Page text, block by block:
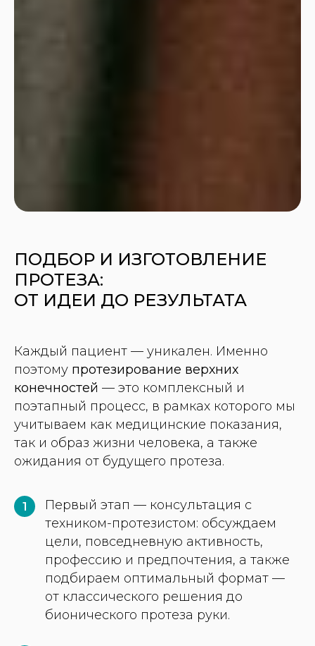
ПОДБОР И ИЗГОТОВЛЕНИЕ
ПРОТЕЗА:
ОТ ИДЕИ ДО РЕЗУЛЬТАТА
Каждый пациент — уникален. Именно
поэтому протезирование верхних
конечностей — это комплексный и
поэтапный процесс, в рамках которого мы
учитываем как медицинские показания,
так и образ жизни человека, а также
ожидания от будущего протеза.
1
Первый этап — консультация с
техником-протезистом: обсуждаем
цели, повседневную активность,
профессию и предпочтения, а также
подбираем оптимальный формат —
от классического решения до
бионического протеза руки.